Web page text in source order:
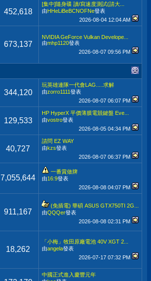
452,618
[集中]隨身碟 讀/寫速度測試(請大...
由HHeLiBeBCNOFNe發表
2026-08-04 12:04 AM
673,137
NVIDIA GeForce Vulkan Develope...
由mhp1120發表
2026-08-07 09:56 PM
344,120
玩英雄連隊一代會LAG.....求解
由zorro1111發表
2026-08-07 06:07 PM
129,533
HP HyperX 平價薄膜電競鍵盤 Eve...
由vostro發表
2026-08-05 04:34 PM
40,727
請問 EZ WAY
由kzs發表
2026-08-07 06:37 PM
7,055,644
一番賞做牌
由16:9發表
2026-08-08 04:07 PM
911,167
(免插電) 華碩 ASUS GTX750TI 2G...
由QQQer發表
2026-08-08 02:31 PM
18,262
「小梅」牧田原廠電池 40V XGT 2...
由angela發表
2026-07-17 07:32 PM
中國正式進入慶豐元年